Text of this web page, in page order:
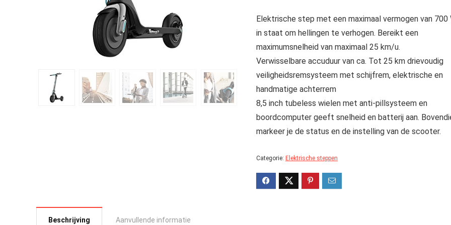
Elektrische step met een maximaal vermogen van 700
in staat om hellingen te verhogen. Bereikt een
maximumsnelheid van maximaal 25 km/u.
Verwisselbare accuduur van ca. Tot 25 km drievoudig
veiligheidsremsysteem met schijfrem, elektrische en
handmatige achterrem
8,5 inch tubeless wielen met anti-pillsysteem en
boordcomputer geeft snelheid en batterij aan.
markeer je de status en de instelling van de scooter.
Categorie: Elektrische steppen
Beschrijving Aanvullende informatie